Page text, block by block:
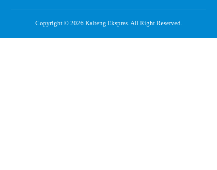
Copyright © 2026 Kalteng Ekspres. All Right Reserved.